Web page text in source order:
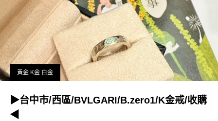
黃金 K金 白金
▶台中市/西區/BVLGARI/B.zero1/K金戒/收購
◀